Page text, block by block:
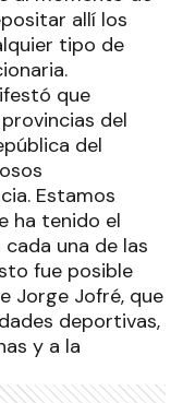
allí los
tipo de
que
del
del
Estamos
ha tenido el
cada una de las
fue posible
Jorge Jofré, que
deportivas,
y a la